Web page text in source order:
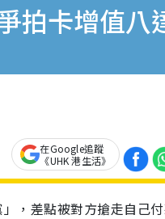
拍卡增值
在Google追蹤
《UHK 港生活》
，差點被對方搶走自己